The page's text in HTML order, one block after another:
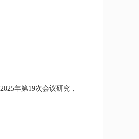
2025年第19次会议研究，